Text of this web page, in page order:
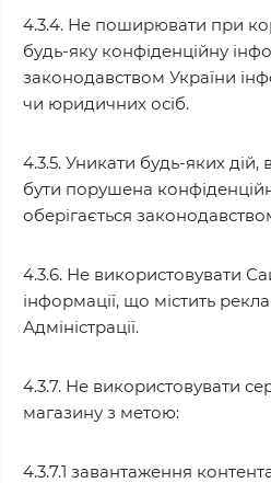
4.3.4. Не поширювати при
будь-яку конфіденційну
законодавством України
чи юридичних осіб.
4.3.5. Уникати будь-яких дій,
бути порушена
оберігається
4.3.6. Не використовувати
інформації, що містить
Адміністрації.
4.3.7. Не використовувати
магазину з метою:
4.3.7.1 завантаження